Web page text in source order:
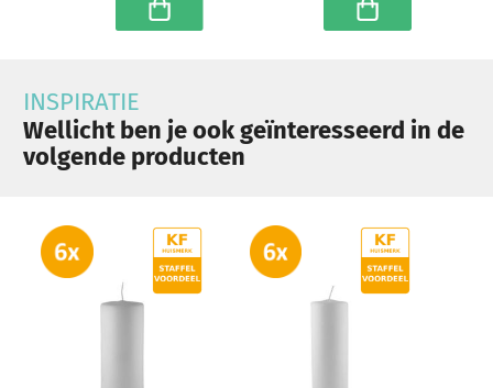
In winkelwagen In winkelwagen
Wellicht ben je ook geïnteresseerd in de
volgende producten
INSPIRATIE